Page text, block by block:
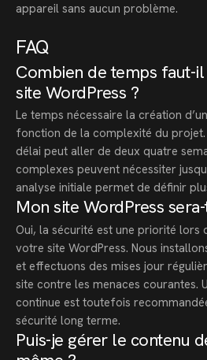
appareil sans aucun problème.
FAQ
Combien de temps faut-
site WordPress ?
Le temps nécessaire la création
fonction de la complexité du projet.
délai peut aller de deux quatre
complexes peuvent nécessiter
analyse initiale permet de définir
Mon site WordPress
Oui, la sécurité est une priorité lors
votre site WordPress. Nous
et effectuons des mises jour
site contre les menaces courantes.
continue est toutefois
sécurité long terme.
Puis-je gérer le contenu